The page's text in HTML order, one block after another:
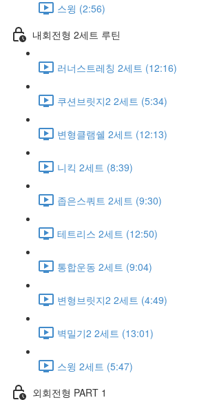
스윙 (2:56)
내회전형 2세트 루틴
러너스트레칭 2세트 (12:16)
쿠션브릿지2 2세트 (5:34)
변형클램쉘 2세트 (12:13)
니킥 2세트 (8:39)
좁은스쿼트 2세트 (9:30)
테트리스 2세트 (12:50)
통합운동 2세트 (9:04)
변형브릿지2 2세트 (4:49)
벽밀기2 2세트 (13:01)
스윙 2세트 (5:47)
외회전형 PART 1